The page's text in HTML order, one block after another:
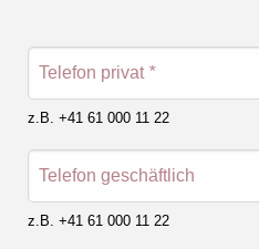
Telefon privat *
z.B. +41 61 000 11 22
Telefon geschäftlich
z.B. +41 61 000 11 22